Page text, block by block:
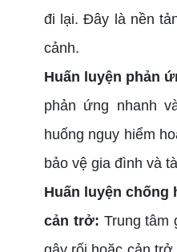
đi lại. Đây là nền
cảnh.
Huấn luyện phản
phản ứng nhanh
huống nguy hiểm
bảo vệ gia đình và
Huấn luyện chống
cản trở: Trung tâm